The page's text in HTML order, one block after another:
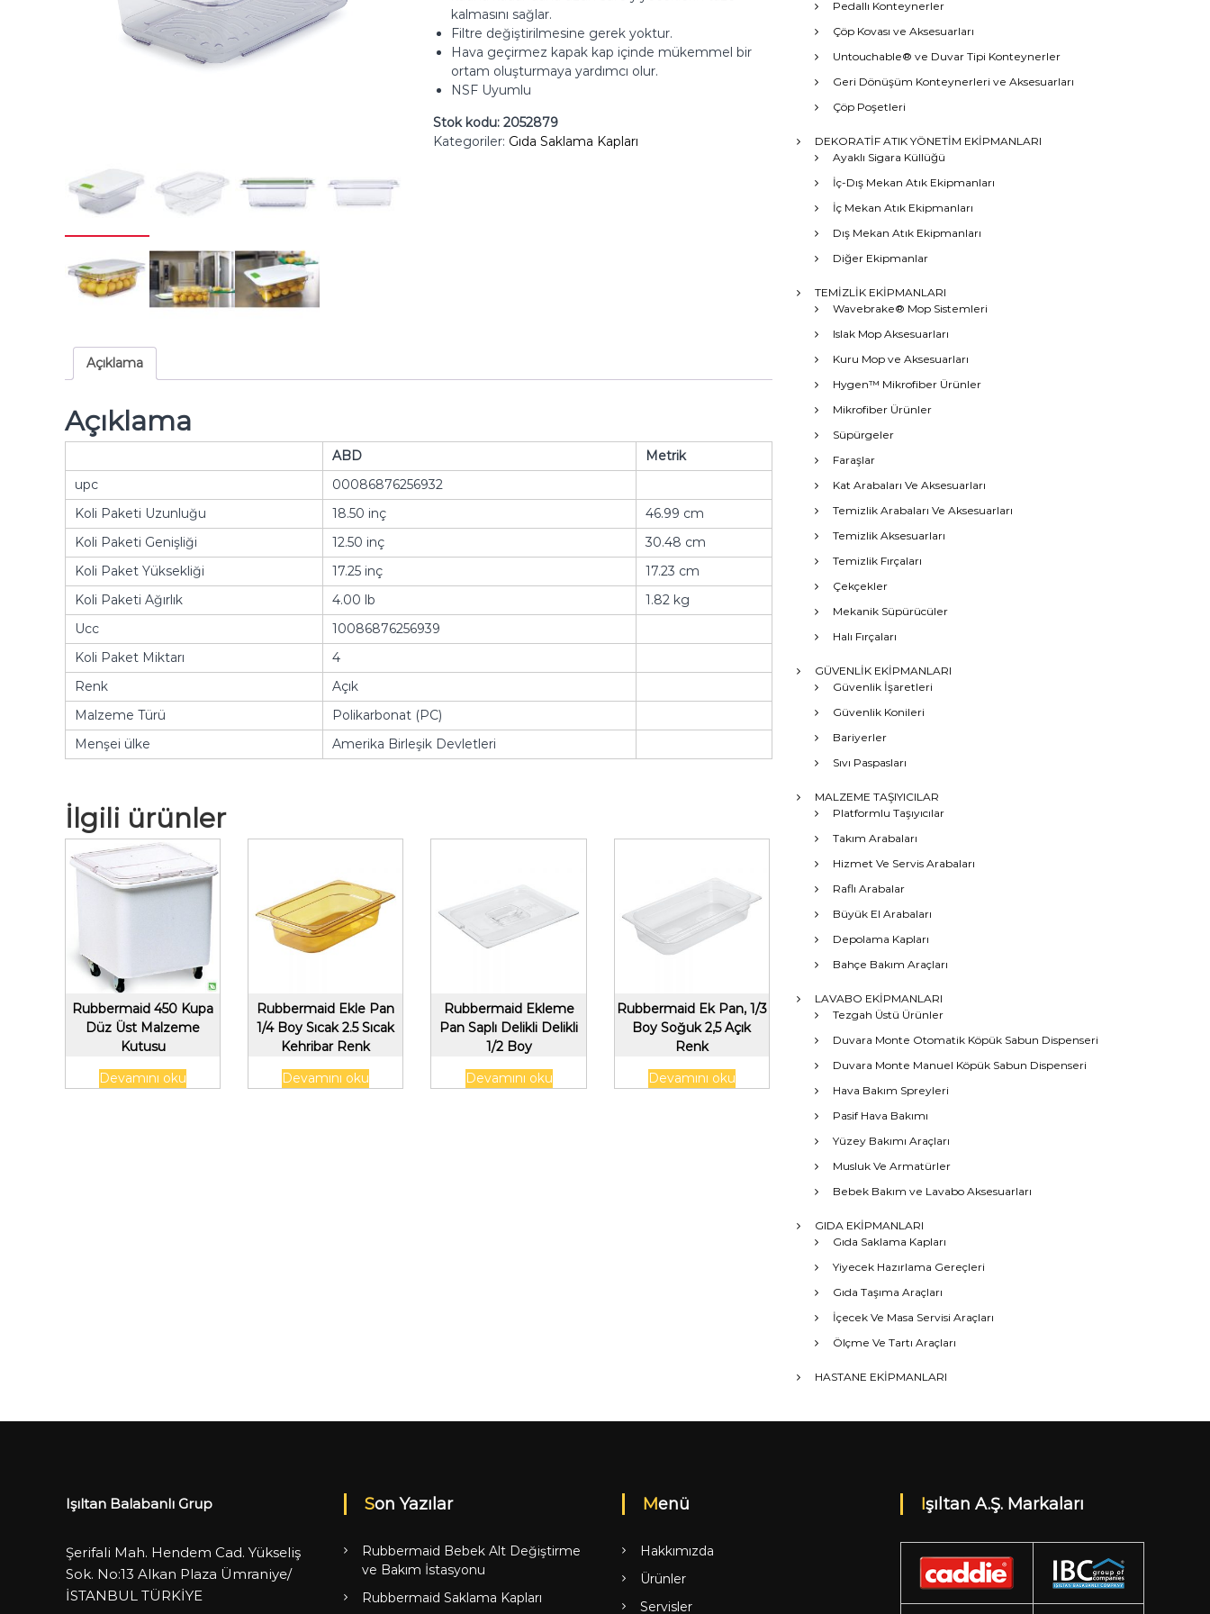
kalmasını sağlar.
Filtre değiştirilmesine gerek yoktur.
Hava geçirmez kapak kap içinde mükemmel bir
ortam oluşturmaya yardımcı olur.
NSF Uyumlu
Stok kodu: 2052879
Kategoriler: Gıda Saklama Kapları
Açıklama
Açıklama
ABD
Metrik
upc
00086876256932
Koli Paketi Uzunluğu
18.50 inç
46.99 cm
Koli Paketi Genişliği
12.50 inç
30.48 cm
Koli Paket Yüksekliği
17.25 inç
17.23 cm
Koli Paketi Ağırlık
4.00 lb
1.82 kg
Ucc
10086876256939
Koli Paket Miktarı
4
Renk
Açık
Malzeme Türü
Polikarbonat (PC)
Menşei ülke
Amerika Birleşik Devletleri
İlgili ürünler
Rubbermaid 450 Kupa
Düz Üst Malzeme
Kutusu
Devamını oku
Rubbermaid Ekle Pan
1/4 Boy Sıcak 2.5 Sıcak
Kehribar Renk
Devamını oku
Rubbermaid Ekleme
Pan Saplı Delikli Delikli
1/2 Boy
Devamını oku
Rubbermaid Ek Pan, 1/3
Boy Soğuk 2,5 Açık
Renk
Devamını oku
Pedallı Konteynerler
Çöp Kovası ve Aksesuarları
Untouchable® ve Duvar Tipi Konteynerler
Geri Dönüşüm Konteynerleri ve Aksesuarları
Çöp Poşetleri
DEKORATİF ATIK YÖNETİM EKİPMANLARI
Ayaklı Sigara Küllüğü
İç-Dış Mekan Atık Ekipmanları
İç Mekan Atık Ekipmanları
Dış Mekan Atık Ekipmanları
Diğer Ekipmanlar
TEMİZLİK EKİPMANLARI
Wavebrake® Mop Sistemleri
Islak Mop Aksesuarları
Kuru Mop ve Aksesuarları
Hygen™ Mikrofiber Ürünler
Mikrofiber Ürünler
Süpürgeler
Faraşlar
Kat Arabaları Ve Aksesuarları
Temizlik Arabaları Ve Aksesuarları
Temizlik Aksesuarları
Temizlik Fırçaları
Çekçekler
Mekanik Süpürücüler
Halı Fırçaları
GÜVENLİK EKİPMANLARI
Güvenlik İşaretleri
Güvenlik Konileri
Bariyerler
Sıvı Paspasları
MALZEME TAŞIYICILAR
Platformlu Taşıyıcılar
Takım Arabaları
Hizmet Ve Servis Arabaları
Raflı Arabalar
Büyük El Arabaları
Depolama Kapları
Bahçe Bakım Araçları
LAVABO EKİPMANLARI
Tezgah Üstü Ürünler
Duvara Monte Otomatik Köpük Sabun Dispenseri
Duvara Monte Manuel Köpük Sabun Dispenseri
Hava Bakım Spreyleri
Pasif Hava Bakımı
Yüzey Bakımı Araçları
Musluk Ve Armatürler
Bebek Bakım ve Lavabo Aksesuarları
GIDA EKİPMANLARI
Gıda Saklama Kapları
Yiyecek Hazırlama Gereçleri
Gıda Taşıma Araçları
İçecek Ve Masa Servisi Araçları
Ölçme Ve Tartı Araçları
HASTANE EKİPMANLARI
Işıltan Balabanlı Grup
Şerifali Mah. Hendem Cad. Yükseliş
Sok. No:13 Alkan Plaza Ümraniye/
İSTANBUL TÜRKİYE
Son Yazılar
Rubbermaid Bebek Alt Değiştirme
ve Bakım İstasyonu
Rubbermaid Saklama Kapları
Menü
Hakkımızda
Ürünler
Servisler
Işıltan A.Ş. Markaları